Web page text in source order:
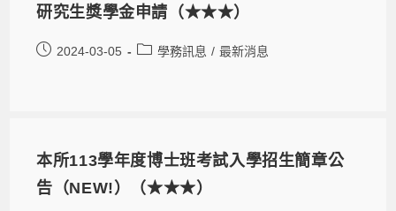
研究生獎學金申請（★★★）
2024-03-05 學務訊息 / 最新消息
本所113學年度博士班考試入學招生簡章公
告（NEW!）（★★★）